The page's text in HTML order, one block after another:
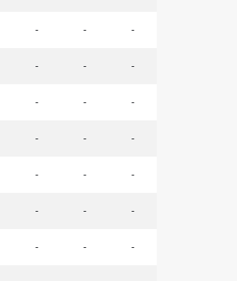
- - -
- - -
- - -
- - -
- - -
- - -
- - -